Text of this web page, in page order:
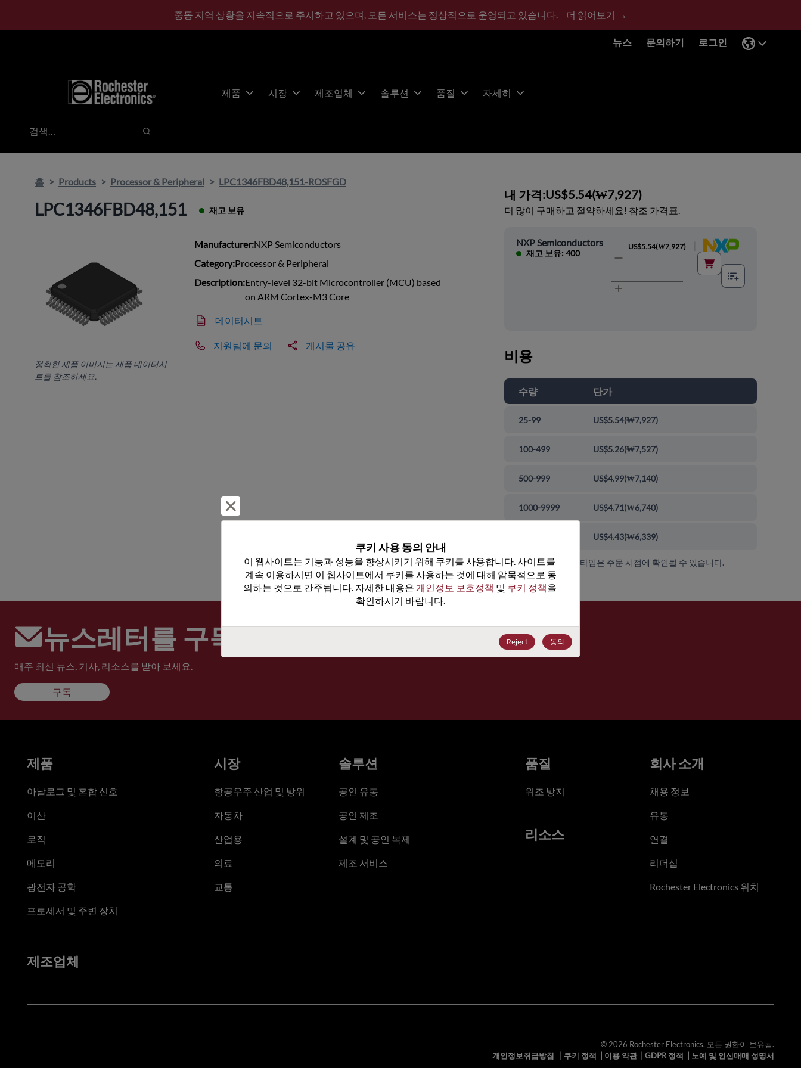
중동 지역 상황을 지속적으로 주시하고 있으며, 모든 서비스는 정상적으로 운영되고 있습니다. 더 읽어보기 →
뉴스 문의하기 로그인
제품 시장 제조업체 솔루션 품질 자세히
검색
검색
홈 Products Processor & Peripheral LPC1346FBD48,151-ROSFGD
LPC1346FBD48,151 재고 보유
정확한 제품 이미지는 제품 데이터시
트를 참조하세요.
Manufacturer:NXP Semiconductors
Category:Processor & Peripheral
Description:Entry-level 32-bit Microcontroller (MCU) based
on ARM Cortex-M3 Core
데이터시트
지원팀에 문의 게시물 공유
내 가격:US$5.54(₩7,927)
더 많이 구매하고 절약하세요! 참조 가격표.
NXP Semiconductors
재고 보유: 400
US$5.54(₩7,927)
비용
수량 단가
25-99 US$5.54(₩7,927)
100-499 US$5.26(₩7,527)
500-999 US$4.99(₩7,140)
1000-9999 US$4.71(₩6,740)
US$4.43(₩6,339)
가격, 가용성 및 리드 타임은 주문 시점에 확인될 수 있습니다.
뉴스레터를 구독하세요
매주 최신 뉴스, 기사, 리소스를 받아 보세요.
구독
쿠키 사용 동의 안내
이 웹사이트는 기능과 성능을 향상시키기 위해 쿠키를 사용합니다. 사이트를
계속 이용하시면 이 웹사이트에서 쿠키를 사용하는 것에 대해 암묵적으로 동
의하는 것으로 간주됩니다. 자세한 내용은 개인정보 보호정책 및 쿠키 정책을
확인하시기 바랍니다.
Reject 동의
제품
아날로그 및 혼합 신호
이산
로직
메모리
광전자 공학
프로세서 및 주변 장치
시장
항공우주 산업 및 방위
자동차
산업용
의료
교통
솔루션
공인 유통
공인 제조
설계 및 공인 복제
제조 서비스
품질
위조 방지
리소스
회사 소개
채용 정보
유통
연결
리더십
Rochester Electronics 위치
제조업체
© 2026 Rochester Electronics. 모든 권한이 보유됨.
개인정보취급방침
쿠키 정책 이용 약관| GDPR 정책 노예 및 인신매매 성명서